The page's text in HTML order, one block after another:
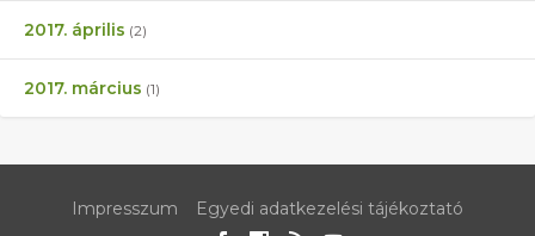
2017. április (2)
2017. március (1)
Impresszum Egyedi adatkezelési tájékoztató